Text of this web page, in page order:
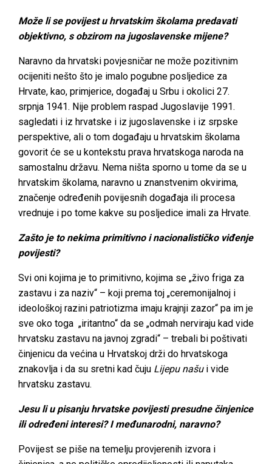
Može li se povijest u hrvatskim školama predavati
objektivno, s obzirom na jugoslavenske mijene?
Naravno da hrvatski povjesničar ne može pozitivnim
ocijeniti nešto što je imalo pogubne posljedice za
Hrvate, kao, primjerice, događaj u Srbu i okolici 27.
srpnja 1941. Nije problem raspad Jugoslavije 1991.
sagledati i iz hrvatske i iz jugoslavenske i iz srpske
perspektive, ali o tom događaju u hrvatskim školama
govorit će se u kontekstu prava hrvatskoga naroda na
samostalnu državu. Nema ništa sporno u tome da se u
hrvatskim školama, naravno u znanstvenim okvirima,
značenje određenih povijesnih događaja ili procesa
vrednuje i po tome kakve su posljedice imali za Hrvate.
Zašto je to nekima primitivno i nacionalističko viđenje
povijesti?
Svi oni kojima je to primitivno, kojima se „živo friga za
zastavu i za naziv“ – koji prema toj „ceremonijalnoj i
ideološkoj razini patriotizma imaju krajnji zazor“ pa im je
sve oko toga „iritantno“ da se „odmah nerviraju kad vide
hrvatsku zastavu na javnoj zgradi“ – trebali bi poštivati
činjenicu da većina u Hrvatskoj drži do hrvatskoga
znakovlja i da su sretni kad čuju Lijepu našui vide
hrvatsku zastavu.
Jesu li u pisanju hrvatske povijesti presudne činjenice
ili određeni interesi? I međunarodni, naravno?
Povijest se piše na temelju provjerenih izvora i